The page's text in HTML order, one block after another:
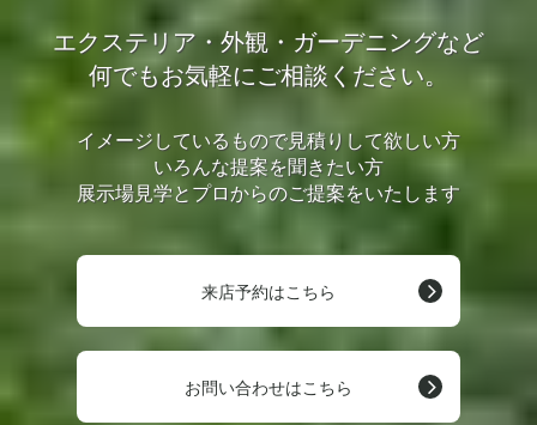
エクステリア・外観・ガーデニングなど
何でもお気軽にご相談ください。
イメージしているもので見積りして欲しい方
いろんな提案を聞きたい方
展示場見学とプロからのご提案をいたします
来店予約はこちら
お問い合わせはこちら